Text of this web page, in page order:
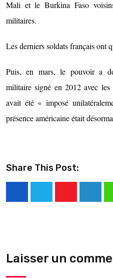
Mali et le Burkina Faso
militaires.
Les derniers soldats français ont
Puis, en mars, le pouvoir a
militaire signé en 2012 avec
avait été « imposé
présence américaine était
Share This Post:
Laisser un